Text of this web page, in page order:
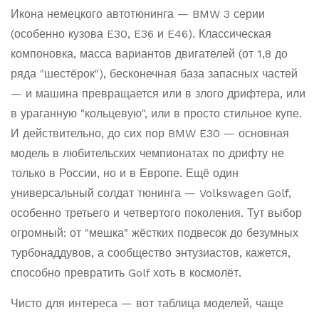
Икона немецкого автотюнинга — BMW 3 серии
(особенно кузова E30, E36 и E46). Классическая
компоновка, масса вариантов двигателей (от 1,8 до
ряда "шестёрок"), бесконечная база запасных частей
— и машина превращается или в злого дрифтера, или
в ураганную "кольцевую", или в просто стильное купе.
И действительно, до сих пор BMW E30 — основная
модель в любительских чемпионатах по дрифту не
только в России, но и в Европе. Ещё один
универсальный солдат тюнинга — Volkswagen Golf,
особенно третьего и четвертого поколения. Тут выбор
огромный: от "мешка" жёстких подвесок до безумных
турбонаддувов, а сообщество энтузиастов, кажется,
способно превратить Golf хоть в космолёт.
Чисто для интереса — вот таблица моделей, чаще